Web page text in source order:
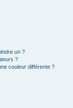
un ?
?
couleur différente ?